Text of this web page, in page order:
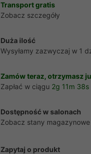
Transport gratis
Zobacz szczegóły
Duża ilość
Wysyłamy zazwyczaj w 1
Zamów teraz, otrzymasz
Zapłać w ciągu 2g 11m 37s
Dostępność w salonach
Zobacz stany magazynowe
Zapytaj o produkt